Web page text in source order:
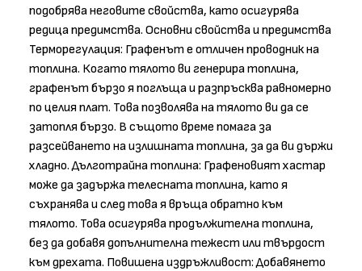
подобрява неговите свойства, като осигурява
редица предимства. Основни свойства и предимства
Терморегулация: Графенът е отличен проводник на
топлина. Когато тялото ви генерира топлина,
графенът бързо я поглъща и разпръсква равномерно
по целия плат. Това позволява на тялото ви да се
затопля бързо. В същото време помага за
разсейването на излишната топлина, за да ви държи
хладно. Дълготрайна топлина: Графеновият хастар
може да задържа телесната топлина, като я
съхранява и след това я връща обратно към
тялото. Това осигурява продължителна топлина,
без да добавя допълнителна тежест или твърдост
към дрехата. Повишена издръжливост: Добавянето